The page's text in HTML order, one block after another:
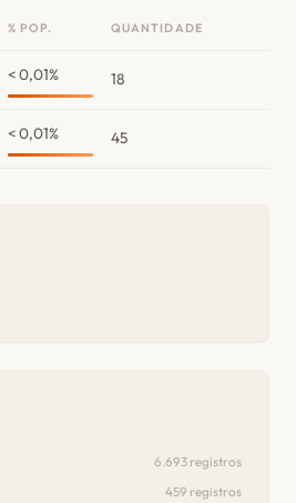
% POP. QUANTIDADE
< 0,01% 18
< 0,01% 45
6.693 registros
459 registros